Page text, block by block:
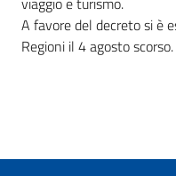
A favore del decreto si è
Regioni il 4 agosto scorso.